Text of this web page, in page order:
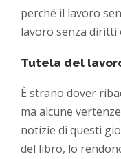
perché il lavoro
lavoro senza
Tutela del
È strano dover
ma alcune
notizie di questi
del libro, lo